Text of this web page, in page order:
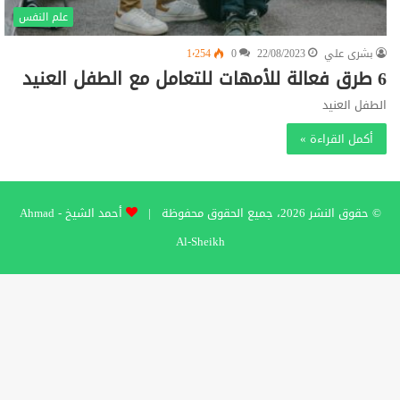
علم النفس
بشرى علي
22/08/2023
0 1٬254
6 طرق فعالة للأمهات للتعامل مع الطفل العنيد
الطفل العنيد
أكمل القراءة »
© حقوق النشر 2026، جميع الحقوق محفوظة |
أحمد الشيخ - Ahmad
Al-Sheikh